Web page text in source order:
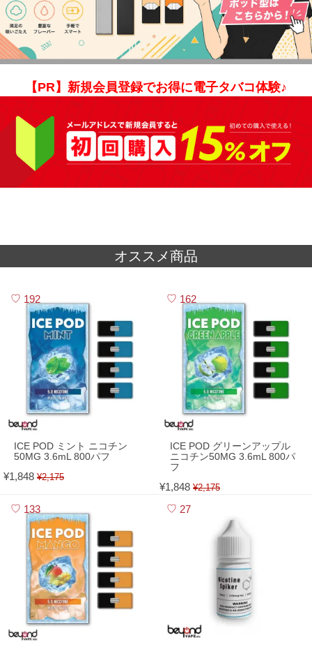
【PR】新規会員登録でお得に電子タバコ体験♪
オススメ商品
192
ICE POD ミント ニコチン
50MG 3.6mL 800パフ
¥1,848 ¥2,175
162
ICE POD グリーンアップル
ニコチン50MG 3.6mL 800パ
フ
¥1,848 ¥2,175
133 27